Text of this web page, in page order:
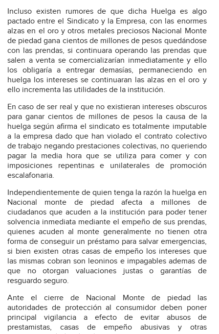
Incluso existen rumores de que dicha Huelga es algo
pactado entre el Sindicato y la Empresa, con las enormes
alzas en el oro y otros metales preciosos Nacional Monte
de piedad gana cientos de millones de pesos quedándose
con las prendas, si continuara operando las prendas que
salen a venta se comercializarían inmediatamente y ello
los obligaría a entregar demasías, permaneciendo en
huelga los intereses se continuaran las alzas en el oro y
ello incrementa las utilidades de la institución.
En caso de ser real y que no existieran intereses obscuros
para ganar cientos de millones de pesos la causa de la
huelga según afirma el sindicato es totalmente imputable
a la empresa dado que han violado el contrato colectivo
de trabajo negando prestaciones colectivas, no queriendo
pagar la media hora que se utiliza para comer y con
imposiciones repentinas e unilaterales de promoción
escalafonaria.
Independientemente de quien tenga la razón la huelga en
Nacional monte de piedad afecta a millones de
ciudadanos que acuden a la institución para poder tener
solvencia inmediata mediante el empeño de sus prendas,
quienes acuden al monte generalmente no tienen otra
forma de conseguir un préstamo para salvar emergencias,
si bien existen otras casas de empeño los intereses que
las mismas cobran son leoninos e impagables ademas de
que no otorgan valuaciones justas o garantías de
resguardo seguro.
Ante el cierre de Nacional Monte de piedad las
autoridades de protección al consumidor deben poner
principal vigilancia a efecto de evitar abusos de
prestamistas, casas de empeño abusivas y otras